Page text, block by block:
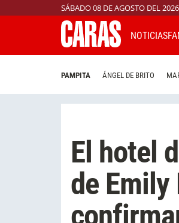
SÁBADO 08 DE AGOSTO DEL 2026
NOTICIAS
PAMPITA ÁNGEL DE BRITO
El hotel
de